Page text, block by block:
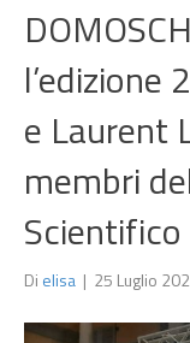
l’edizione
e Laurent
membri
Scientifico
Di elisa | 25 Luglio